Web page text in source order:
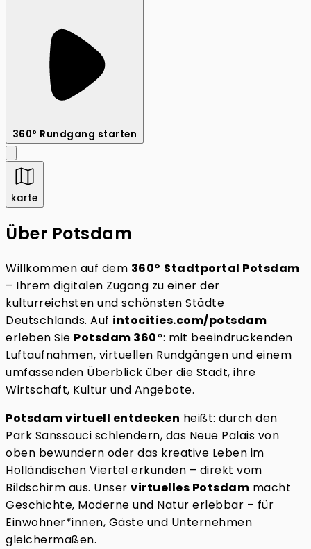
360° Rundgang starten
karte
Über Potsdam
Willkommen auf dem 360° Stadtportal Potsdam
– Ihrem digitalen Zugang zu einer der
kulturreichsten und schönsten Städte
Deutschlands. Auf intocities.com/potsdam
erleben Sie Potsdam 360°: mit beeindruckenden
Luftaufnahmen, virtuellen Rundgängen und einem
umfassenden Überblick über die Stadt, ihre
Wirtschaft, Kultur und Angebote.
Potsdam virtuell entdecken heißt: durch den
Park Sanssouci schlendern, das Neue Palais von
oben bewundern oder das kreative Leben im
Holländischen Viertel erkunden – direkt vom
Bildschirm aus. Unser virtuelles Potsdam macht
Geschichte, Moderne und Natur erlebbar – für
Einwohner*innen, Gäste und Unternehmen
gleichermaßen.